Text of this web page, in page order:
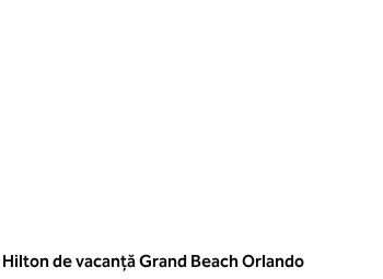
Hilton de vacanță Grand Beach Orlando